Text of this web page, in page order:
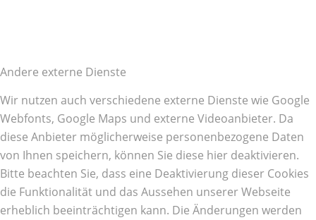
Andere externe Dienste
Wir nutzen auch verschiedene externe Dienste wie Google
Webfonts, Google Maps und externe Videoanbieter. Da
diese Anbieter möglicherweise personenbezogene Daten
von Ihnen speichern, können Sie diese hier deaktivieren.
Bitte beachten Sie, dass eine Deaktivierung dieser Cookies
die Funktionalität und das Aussehen unserer Webseite
erheblich beeinträchtigen kann. Die Änderungen werden